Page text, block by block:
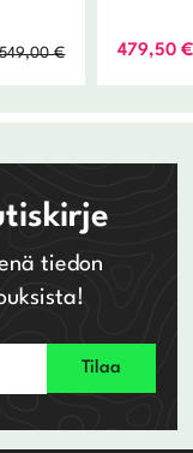
549,00€Alkuperäinen
Nykyinen479,50€
tiedon